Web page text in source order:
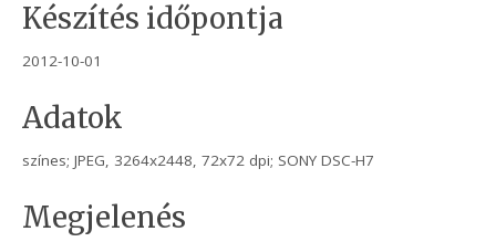
Készítés időpontja
2012-10-01
Adatok
színes; JPEG, 3264x2448, 72x72 dpi; SONY DSC-H7
Megjelenés